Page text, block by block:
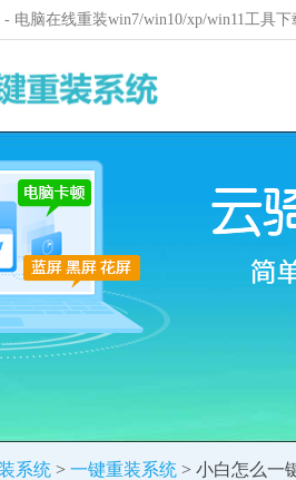
电脑在线重装win7/win10/xp/win11工具
系统 > 一键重装系统 > 小白怎么一